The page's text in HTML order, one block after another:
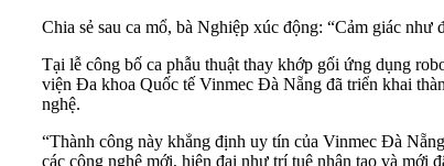
Chia sẻ sau ca mổ, bà Nghiệp xúc động: “Cảm giác
Tại lễ công bố ca phẫu thuật thay khớp gối ứng dụng
viện Đa khoa Quốc tế Vinmec Đà Nẵng đã triển khai
nghệ.
“Thành công này khẳng định uy tín của Vinmec Đà
các công nghệ mới, hiện đại như trí tuệ nhân tạo và